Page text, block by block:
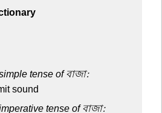
tense of বাজা:
sound
tense of বাজা: